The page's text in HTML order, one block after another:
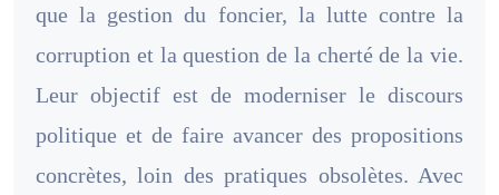
que la gestion du foncier, la lutte contre la
corruption et la question de la cherté de la vie.
Leur objectif est de moderniser le discours
politique et de faire avancer des propositions
concrètes, loin des pratiques obsolètes. Avec